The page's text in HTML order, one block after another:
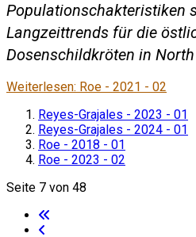
Populationschakteristiken
Langzeittrends für die
Dosenschildkröten in
Weiterlesen: Roe - 2021 - 02
Reyes-Grajales - 2023 - 01
Reyes-Grajales - 2024 - 01
Roe - 2018 - 01
Roe - 2023 - 02
Seite 7 von 48